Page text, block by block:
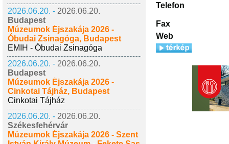
2026.06.20. - 2026.06.20.
Budapest
Múzeumok Éjszakája 2026 -
Óbudai Zsinagóga, Budapest
EMIH - Óbudai Zsinagóga
2026.06.20. - 2026.06.20.
Budapest
Múzeumok Éjszakája 2026 -
Cinkotai Tájház, Budapest
Cinkotai Tájház
2026.06.20. - 2026.06.20.
Székesfehérvár
Múzeumok Éjszakája 2026 - Szent
Telefon
Fax
Web